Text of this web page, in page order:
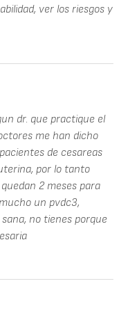
ver los riesgos y
dr. que practique el
me han dicho
de cesareas
por lo tanto
2 meses para
un pvdc3,
no tienes porque